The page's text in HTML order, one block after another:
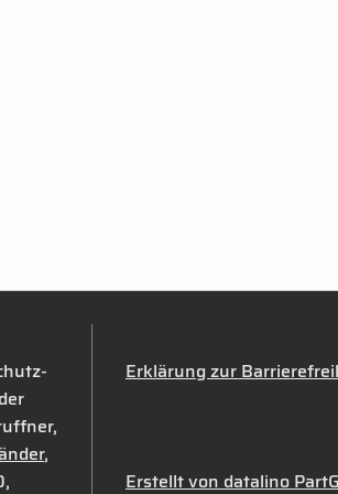
,
Erklärung zur
Erstellt von datalino